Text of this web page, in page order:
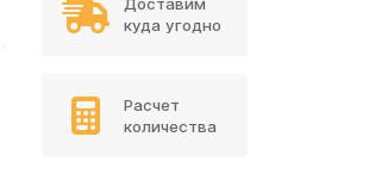
куда угодно
Расчет
количества